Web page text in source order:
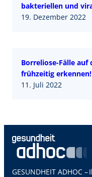
bakteriellen und
19. Dezember 2022
Borreliose-Fälle
frühzeitig erkennen!
11. Juli 2022
GESUNDHEIT ADHOC